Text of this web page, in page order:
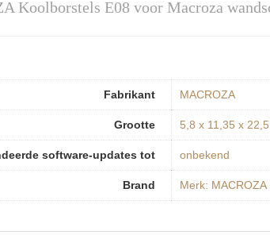
Koolborstels E08 voor Macroza
Fabrikant ‎MACROZA
Grootte ‎5,8 x 11,35 x
software-updates tot ‎onbekend
Brand Merk: MACROZA